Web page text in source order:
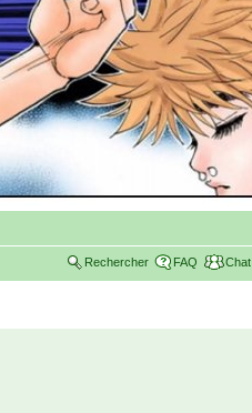
Rechercher FAQ Chat